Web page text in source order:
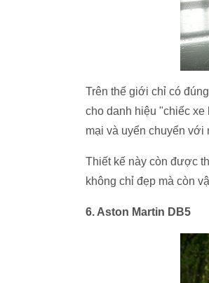
Trên thế giới chỉ có
cho danh hiệu "chiếc xe
mại và uyển chuyển
Thiết kế này còn được
không chỉ đẹp mà còn
6. Aston Martin DB5